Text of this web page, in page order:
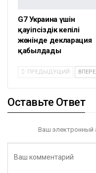
G7 Украина үшін
қауіпсіздік кепілі
жөнінде декларация
қабылдады
ПРЕДЫДУЩИЙ
Оставьте Ответ
Ваш электронный